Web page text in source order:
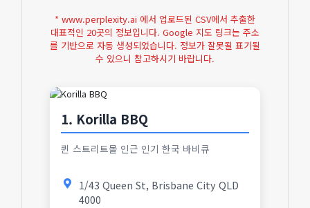
* www.perplexity.ai 에서 업로드된 CSV에서 추출한
대표적인 20곳의 정보입니다. Google 지도 링크는 주소
를 기반으로 자동 생성되었습니다. 정보가 잘못될 표기될
수 있으니 참고하시기 바랍니다.
1. Korilla BBQ
퀸 스트리트몰 인근 인기 한국 바비큐
1/43 Queen St, Brisbane City QLD
4000